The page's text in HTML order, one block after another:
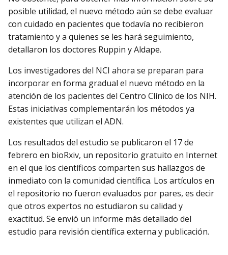
posible utilidad, el nuevo método aún se debe evaluar
con cuidado en pacientes que todavía no recibieron
tratamiento y a quienes se les hará seguimiento,
detallaron los doctores Ruppin y Aldape.
Los investigadores del NCI ahora se preparan para
incorporar en forma gradual el nuevo método en la
atención de los pacientes del Centro Clínico de los NIH.
Estas iniciativas complementarán los métodos ya
existentes que utilizan el ADN.
Los resultados del estudio se publicaron el 17 de
febrero en bioRxiv, un repositorio gratuito en Internet
en el que los científicos comparten sus hallazgos de
inmediato con la comunidad científica. Los artículos en
el repositorio no fueron evaluados por pares, es decir
que otros expertos no estudiaron su calidad y
exactitud. Se envió un informe más detallado del
estudio para revisión científica externa y publicación.